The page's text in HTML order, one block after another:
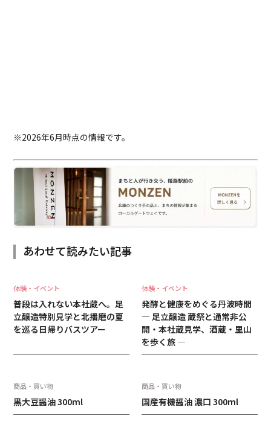
※2026年6月時点の情報です。
あわせて読みたい記事
体験・イベント
普段は入れない本社蔵へ。足
立醸造特別見学と北播磨の夏
を巡る日帰りバスツアー
体験・イベント
発酵と健康をめぐる丹波時間
― 足立醸造 蔵祭と通常非公
開・本社蔵見学、酒蔵・里山
を歩く旅 ―
商品・買い物
黒大豆醤油 300ml
商品・買い物
国産有機醤油 濃口 300ml